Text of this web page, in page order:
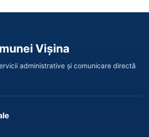
Vișina
administrative și comunicare directă